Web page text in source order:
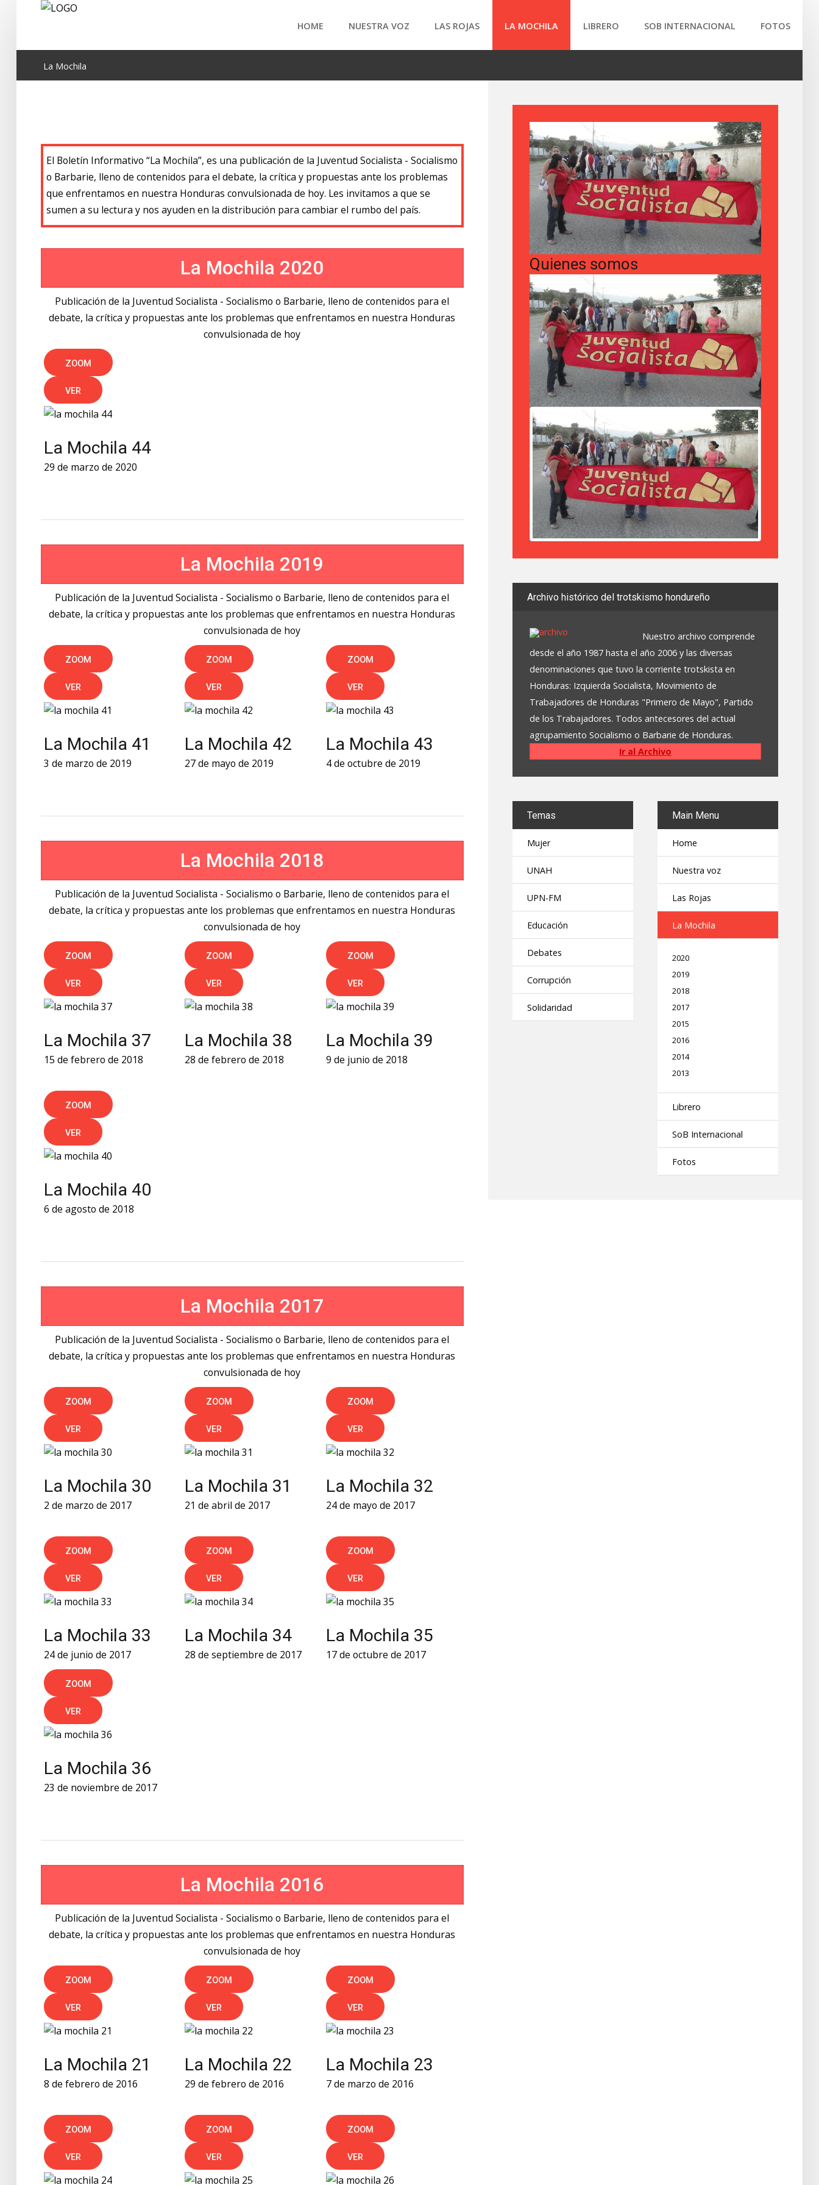
La Mochila
SoB Internacional
HOME NUESTRA VOZ LAS ROJAS LA MOCHILA LIBRERO SOB INTERNACIONAL FOTOS
La Mochila
El Boletín Informativo “La Mochila”, es una publicación de la Juventud Socialista - Socialismo
o Barbarie, lleno de contenidos para el debate, la crítica y propuestas ante los problemas
que enfrentamos en nuestra Honduras convulsionada de hoy. Les invitamos a que se
sumen a su lectura y nos ayuden en la distribución para cambiar el rumbo del país.
La Mochila 2020
Publicación de la Juventud Socialista - Socialismo o Barbarie, lleno de contenidos para el
debate, la crítica y propuestas ante los problemas que enfrentamos en nuestra Honduras
convulsionada de hoy
ZOOM
VER
La Mochila 44
29 de marzo de 2020
La Mochila 2019
Publicación de la Juventud Socialista - Socialismo o Barbarie, lleno de contenidos para el
debate, la crítica y propuestas ante los problemas que enfrentamos en nuestra Honduras
convulsionada de hoy
ZOOM
VER
La Mochila 41
3 de marzo de 2019
ZOOM
VER
La Mochila 42
27 de mayo de 2019
ZOOM
VER
La Mochila 43
4 de octubre de 2019
La Mochila 2018
Publicación de la Juventud Socialista - Socialismo o Barbarie, lleno de contenidos para el
debate, la crítica y propuestas ante los problemas que enfrentamos en nuestra Honduras
convulsionada de hoy
ZOOM
VER
La Mochila 37
15 de febrero de 2018
ZOOM
VER
La Mochila 38
28 de febrero de 2018
ZOOM
VER
La Mochila 39
9 de junio de 2018
ZOOM
VER
La Mochila 40
6 de agosto de 2018
La Mochila 2017
Publicación de la Juventud Socialista - Socialismo o Barbarie, lleno de contenidos para el
debate, la crítica y propuestas ante los problemas que enfrentamos en nuestra Honduras
convulsionada de hoy
ZOOM
VER
La Mochila 30
2 de marzo de 2017
ZOOM
VER
La Mochila 31
21 de abril de 2017
ZOOM
VER
La Mochila 32
24 de mayo de 2017
ZOOM
VER
La Mochila 33
24 de junio de 2017
ZOOM
VER
La Mochila 34
28 de septiembre de 2017
ZOOM
VER
La Mochila 35
17 de octubre de 2017
ZOOM
VER
La Mochila 36
23 de noviembre de 2017
La Mochila 2016
Publicación de la Juventud Socialista - Socialismo o Barbarie, lleno de contenidos para el
debate, la crítica y propuestas ante los problemas que enfrentamos en nuestra Honduras
convulsionada de hoy
ZOOM
VER
La Mochila 21
8 de febrero de 2016
ZOOM
VER
La Mochila 22
29 de febrero de 2016
ZOOM
VER
La Mochila 23
7 de marzo de 2016
ZOOM
VER
ZOOM
VER
ZOOM
VER
Quienes somos
Archivo histórico del trotskismo hondureño
Nuestro archivo comprende
desde el año 1987 hasta el año 2006 y las diversas
denominaciones que tuvo la corriente trotskista en
Honduras: Izquierda Socialista, Movimiento de
Trabajadores de Honduras "Primero de Mayo", Partido
de los Trabajadores. Todos antecesores del actual
agrupamiento Socialismo o Barbarie de Honduras.
Ir al Archivo
Temas
Mujer
UNAH
UPN-FM
Educación
Debates
Corrupción
Solidaridad
Main Menu
Home
Nuestra voz
Las Rojas
La Mochila
2020
2019
2018
2017
2015
2016
2014
2013
Librero
SoB Internacional
Fotos